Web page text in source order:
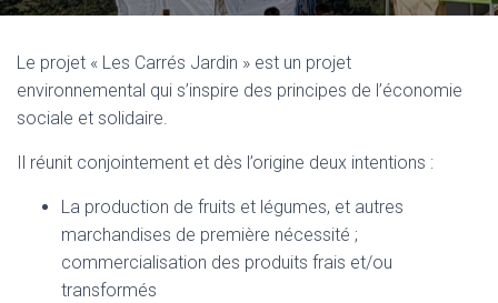
Le projet « Les Carrés Jardin » est un projet
environnemental qui s’inspire des principes de l’économie
sociale et solidaire.
Il réunit conjointement et dès l’origine deux intentions :
La production de fruits et légumes, et autres
marchandises de première nécessité ;
commercialisation des produits frais et/ou
transformés